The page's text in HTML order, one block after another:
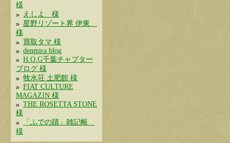
様
えしよ 様
星野リゾート界 伊東
様
買取タマ 様
denmira blog
H.O.G千葉チャプター
ブログ 様
牧水荘 土肥館 様
FIAT CULTURE
MAGAZIN 様
THE ROSETTA STONE
様
「ふでの蹟」雑記帳
様